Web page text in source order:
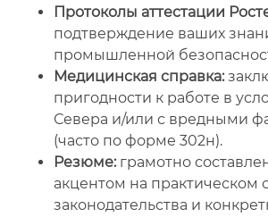
Протоколы аттестации
подтверждение ваших
промышленной
Медицинская справка:
пригодности к работе в
Севера и/или с вредными
(часто по форме 302н).
Резюме:грамотно
акцентом на практическом
законодательства и